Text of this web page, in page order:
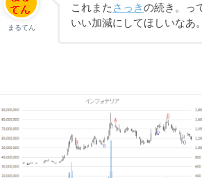
まるてん
これまた さっきの続き。っ
いい加減にしてほしいなあ